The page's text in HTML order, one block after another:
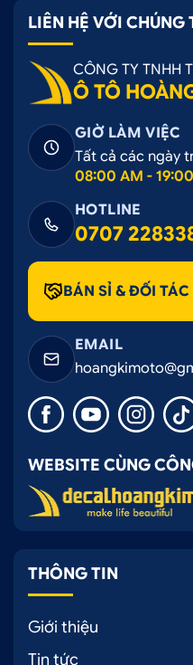
LIÊN HỆ VỚI CHÚNG
CÔNG TY TNHH
Ô TÔ
GIỜ LÀM VIỆC
Tất cả các ngày
08:00 AM -
HOTLINE
0707
BÁN SỈ & ĐỐI
EMAIL
WEBSITE CÙNG
THÔNG TIN
Giới thiệu
Tin tức